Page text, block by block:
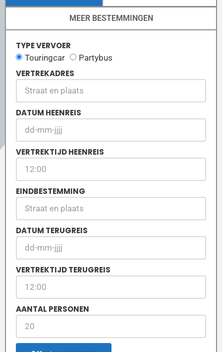
MEER BESTEMMINGEN
TYPE VERVOER
Touringcar Partybus
VERTREKADRES
DATUM HEENREIS
VERTREKTIJD HEENREIS
EINDBESTEMMING
DATUM TERUGREIS
VERTREKTIJD TERUGREIS
AANTAL PERSONEN